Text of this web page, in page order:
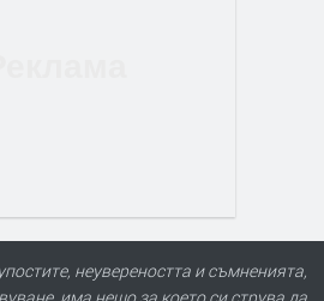
неувереността и съмненията,
има нещо за което си струва да